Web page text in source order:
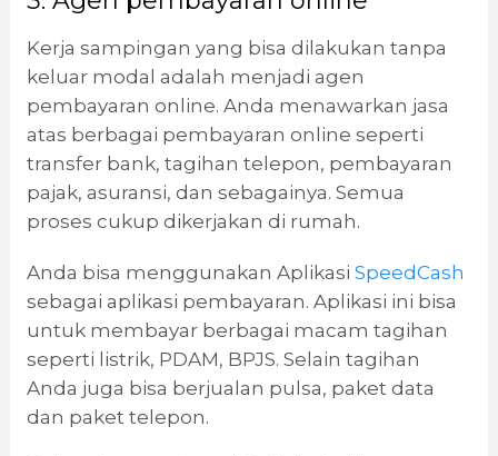
Kerja sampingan yang bisa dilakukan tanpa
keluar modal adalah menjadi agen
pembayaran online. Anda menawarkan jasa
atas berbagai pembayaran online seperti
transfer bank, tagihan telepon, pembayaran
pajak, asuransi, dan sebagainya. Semua
proses cukup dikerjakan di rumah.
Anda bisa menggunakan Aplikasi SpeedCash
sebagai aplikasi pembayaran. Aplikasi ini bisa
untuk membayar berbagai macam tagihan
seperti listrik, PDAM, BPJS. Selain tagihan
Anda juga bisa berjualan pulsa, paket data
dan paket telepon.